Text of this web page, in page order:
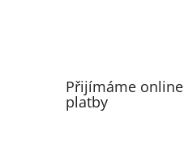
Přijímáme online
platby